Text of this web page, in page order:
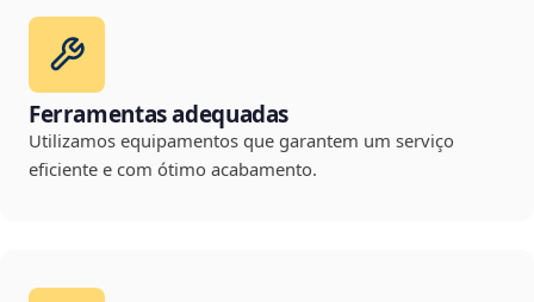
Ferramentas adequadas
Utilizamos equipamentos que garantem um serviço
eficiente e com ótimo acabamento.